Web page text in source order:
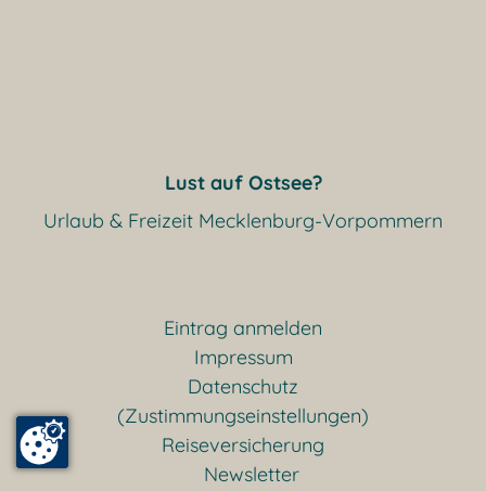
Lust auf Ostsee?
Urlaub & Freizeit Mecklenburg-Vorpommern
Eintrag anmelden
Impressum
Datenschutz
(Zustimmungseinstellungen)
Reiseversicherung
Newsletter